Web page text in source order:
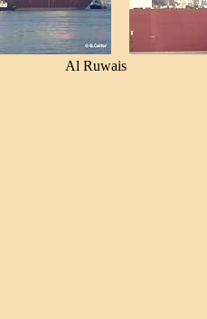
Al Ruwais